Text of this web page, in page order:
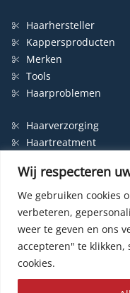
Wij respecteren
We gebruiken cookies
verbeteren,
weer te geven en ons
accepteren" te
cookies.
Haarhersteller
Kappersproducten
Merken
Tools
Haarproblemen
Haarverzorging
Haartreatment
Styling
Shampoo
Haarverf
Permanente haarverf
Semi-permanente
Haarverf zonder